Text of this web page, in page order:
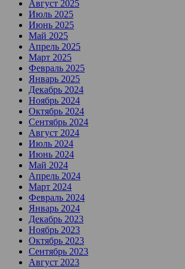
Август 2025
Июль 2025
Июнь 2025
Май 2025
Апрель 2025
Март 2025
Февраль 2025
Январь 2025
Декабрь 2024
Ноябрь 2024
Октябрь 2024
Сентябрь 2024
Август 2024
Июль 2024
Июнь 2024
Май 2024
Апрель 2024
Март 2024
Февраль 2024
Январь 2024
Декабрь 2023
Ноябрь 2023
Октябрь 2023
Сентябрь 2023
Август 2023